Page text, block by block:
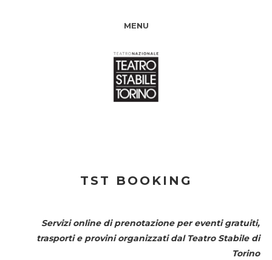
MENU
TST BOOKING
Servizi online di prenotazione per eventi gratuiti,
trasporti e provini organizzati dal Teatro Stabile di
Torino